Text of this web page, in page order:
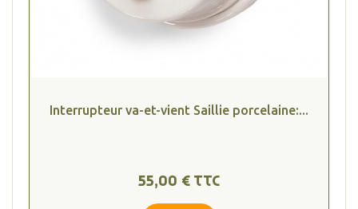
Interrupteur va-et-vient Saillie porcelaine:...
55,00 € TTC